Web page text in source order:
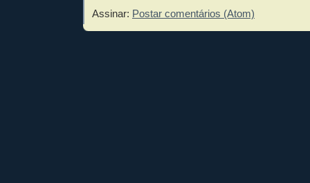
Assinar: Postar comentários (Atom)